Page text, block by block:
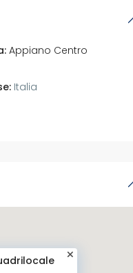
Appiano Centro
Italia